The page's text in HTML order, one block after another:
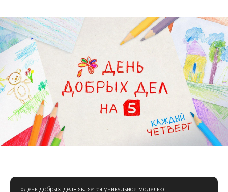
«День добрых дел» является уникальной моделью